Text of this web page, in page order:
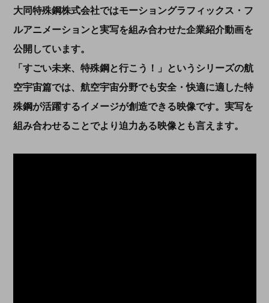
大同特殊鋼株式会社ではモーショングラフィックス・フ
ルアニメーションと実写を組み合わせた企業紹介動画を
公開しています。
「すごい未来、特殊鋼と行こう！」というシリーズの航
空宇宙篇では、航空宇宙分野でも安全・快適に適した特
殊鋼が活躍するイメージが創造できる映像です。実写を
組み合わせることでより迫力ある映像とも言えます。